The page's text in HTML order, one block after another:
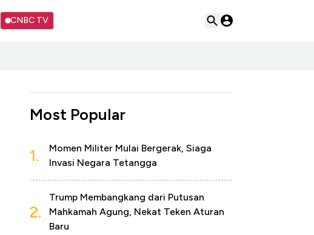
CNBC TV
Most Popular
1.
Momen Militer Mulai Bergerak, Siaga
Invasi Negara Tetangga
2.
Trump Membangkang dari Putusan
Mahkamah Agung, Nekat Teken Aturan
Baru